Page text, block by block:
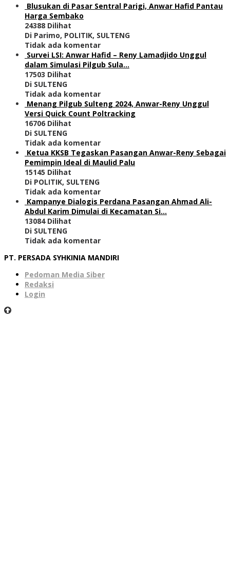
Blusukan di Pasar Sentral Parigi, Anwar Hafid Pantau
Harga Sembako
24388 Dilihat
Di Parimo, POLITIK, SULTENG
Tidak ada komentar
Survei LSI: Anwar Hafid – Reny Lamadjido Unggul
dalam Simulasi Pilgub Sula…
17503 Dilihat
Di SULTENG
Tidak ada komentar
Menang Pilgub Sulteng 2024, Anwar-Reny Unggul
Versi Quick Count Poltracking
16706 Dilihat
Di SULTENG
Tidak ada komentar
Ketua KKSB Tegaskan Pasangan Anwar-Reny Sebagai
Pemimpin Ideal di Maulid Palu
15145 Dilihat
Di POLITIK, SULTENG
Tidak ada komentar
Kampanye Dialogis Perdana Pasangan Ahmad Ali-
Abdul Karim Dimulai di Kecamatan Si…
13084 Dilihat
Di SULTENG
Tidak ada komentar
PT. PERSADA SYHKINIA MANDIRI
Pedoman Media Siber
Redaksi
Login